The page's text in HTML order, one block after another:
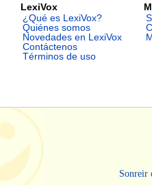
LexiVox
¿Qué es LexiVox?
Quiénes somos
Novedades en LexiVox
Contáctenos
Términos de uso
Sonreir